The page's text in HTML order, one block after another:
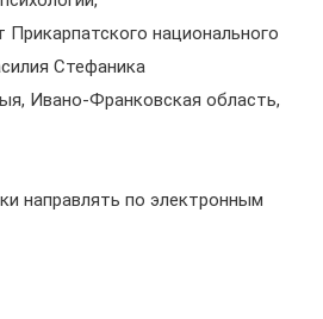
национального
Стефаника
Ивано-Франковская область,
направлять по электронным